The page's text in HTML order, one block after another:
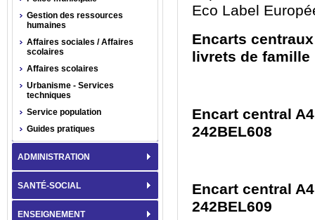
Eco Label
Encarts
livrets de famille
Encart central
242BEL608
Encart central
242BEL609
Gestion des ressources
humaines
Affaires sociales / Affaires
scolaires
Affaires scolaires
Urbanisme - Services
techniques
Service population
Guides pratiques
ADMINISTRATION
SANTÉ-SOCIAL
ENSEIGNEMENT